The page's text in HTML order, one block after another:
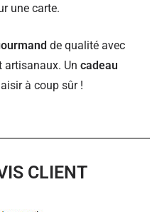
une carte.
de qualité avec
artisanaux. Un cadeau
à coup sûr !
CLIENT